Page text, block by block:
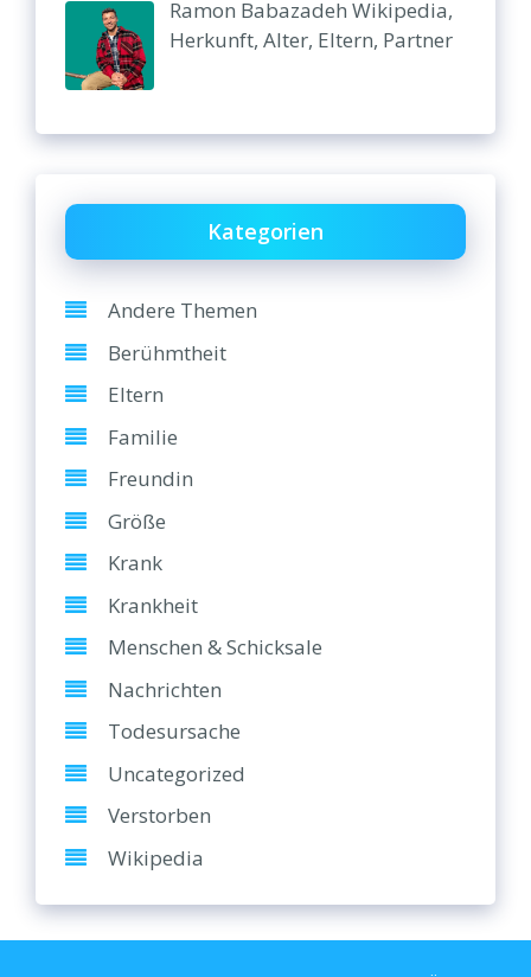
Ramon Babazadeh Wikipedia,
Herkunft, Alter, Eltern, Partner
Kategorien
Andere Themen
Berühmtheit
Eltern
Familie
Freundin
Größe
Krank
Krankheit
Menschen & Schicksale
Nachrichten
Todesursache
Uncategorized
Verstorben
Wikipedia